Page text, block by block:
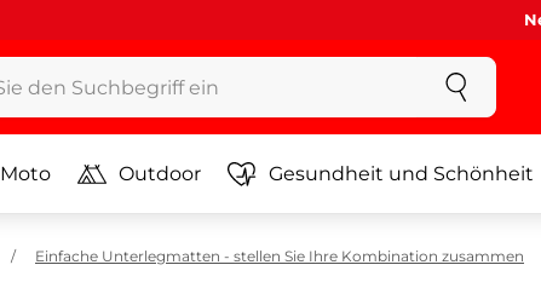
Moto Outdoor Gesundheit und Schönheit
Einfache Unterlegmatten - stellen Sie Ihre Kombination zusammen